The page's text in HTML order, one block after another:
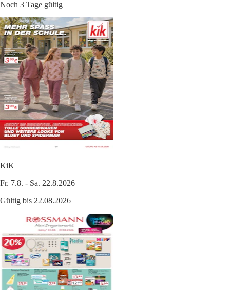
Noch 3 Tage gültig
KiK
Fr. 7.8. - Sa. 22.8.2026
Gültig bis 22.08.2026